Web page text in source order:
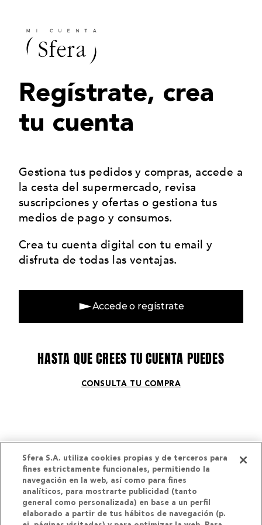
Regístrate, crea
tu cuenta
Gestionatus pedidos y compras, accede a
la cesta del supermercado, revisa
suscripciones y ofertas o gestiona tus
medios de pago y consumos.
Crea tu cuenta digital con tu email y
disfruta de todas las ventajas.
Accede o regístrate
HASTA QUE CREES TU CUENTA PUEDES
CONSULTA TU COMPRA
Webs del grupo El Corte
Sfera S.A. utiliza cookies propias y de terceros para
fines estrictamente funcionales, permitiendo la
navegación en la web, así como para fines
analíticos, para mostrarte publicidad (tanto
general como personalizada) en base a un perfil
elaborado a partir de tus hábitos de navegación (p.